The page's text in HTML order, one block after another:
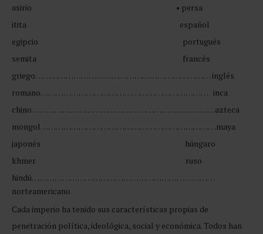
asirio
• persa
itita
español
egipcio
portugués
semita
francés
griego…………………………………………………………… inglés
romano………………………………………………………… inca
chino………………………………………………………………azteca
mongol……………………………………………………………maya
japonés
húngaro
khmer
ruso
hindú………………………………………………………………
norteamericano
Cada imperio ha tenido sus características propias de
penetración política, ideológica, social y económica. Todos han